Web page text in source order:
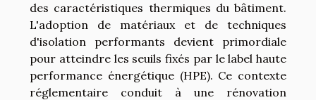
des caractéristiques thermiques du bâtiment.
L'adoption de matériaux et de techniques
d'isolation performants devient primordiale
pour atteindre les seuils fixés par le label haute
performance énergétique (HPE). Ce contexte
réglementaire conduit à une rénovation